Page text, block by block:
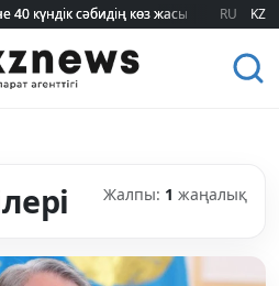
күндік сәбидің көз жасы:
күндік сәбидің көз жасы: RU KZ
Жалпы: 1 жаңалық